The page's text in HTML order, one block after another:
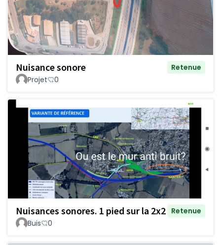
Nuisance sonore
Retenue
Projet
0
Nuisances sonores. 1 pied sur la 2x2 Retenue
Buis
0